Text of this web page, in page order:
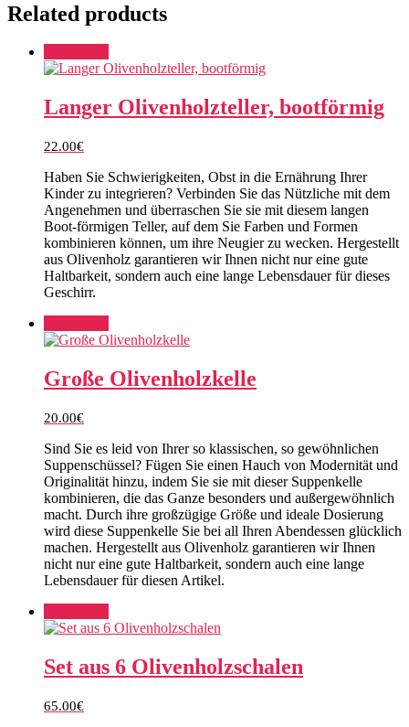
Related products
Langer Olivenholzteller, bootförmig
22.00€
Haben Sie Schwierigkeiten, Obst in die Ernährung Ihrer
Kinder zu integrieren? Verbinden Sie das Nützliche mit dem
Angenehmen und überraschen Sie sie mit diesem langen
Boot-förmigen Teller, auf dem Sie Farben und Formen
kombinieren können, um ihre Neugier zu wecken. Hergestellt
aus Olivenholz garantieren wir Ihnen nicht nur eine gute
Haltbarkeit, sondern auch eine lange Lebensdauer für dieses
Geschirr.
Große Olivenholzkelle
20.00€
Sind Sie es leid von Ihrer so klassischen, so gewöhnlichen
Suppenschüssel? Fügen Sie einen Hauch von Modernität und
Originalität hinzu, indem Sie sie mit dieser Suppenkelle
kombinieren, die das Ganze besonders und außergewöhnlich
macht. Durch ihre großzügige Größe und ideale Dosierung
wird diese Suppenkelle Sie bei all Ihren Abendessen glücklich
machen. Hergestellt aus Olivenholz garantieren wir Ihnen
nicht nur eine gute Haltbarkeit, sondern auch eine lange
Lebensdauer für diesen Artikel.
Set aus 6 Olivenholzschalen
65.00€